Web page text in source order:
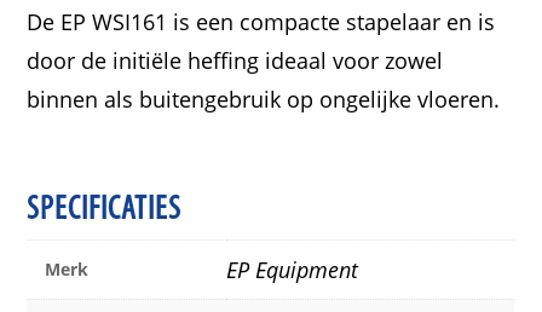
De EP WSI161 is een compacte stapelaar en is
door de initiële heffing ideaal voor zowel
binnen als buitengebruik op ongelijke vloeren.
SPECIFICATIES
Merk EP Equipment